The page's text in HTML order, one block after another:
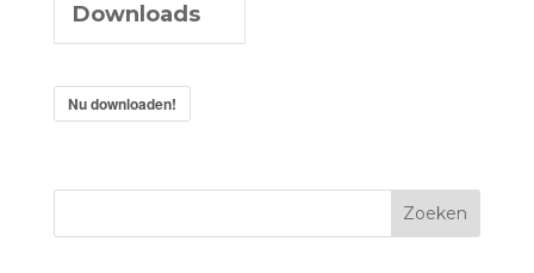
Downloads
Nu downloaden!
Zoeken